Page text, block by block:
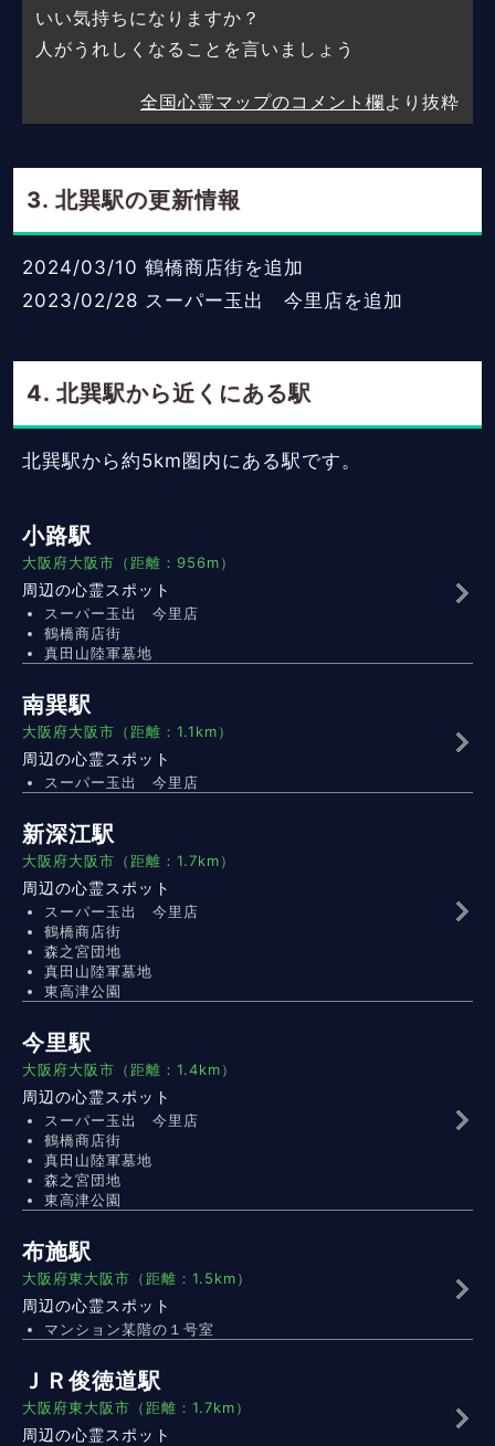
いい気持ちになりますか？
人がうれしくなることを言いましょう
全国心霊マップのコメント欄より抜粋
北巽駅の更新情報
2024/03/10 鶴橋商店街を追加
2023/02/28 スーパー玉出 今里店を追加
北巽駅から近くにある駅
北巽駅から約5km圏内にある駅です。
小路駅
大阪府大阪市（距離：956m）
周辺の心霊スポット
スーパー玉出 今里店
鶴橋商店街
真田山陸軍墓地
南巽駅
大阪府大阪市（距離：1.1km）
周辺の心霊スポット
スーパー玉出 今里店
新深江駅
大阪府大阪市（距離：1.7km）
周辺の心霊スポット
スーパー玉出 今里店
鶴橋商店街
森之宮団地
真田山陸軍墓地
東高津公園
今里駅
大阪府大阪市（距離：1.4km）
周辺の心霊スポット
スーパー玉出 今里店
鶴橋商店街
真田山陸軍墓地
森之宮団地
東高津公園
布施駅
大阪府東大阪市（距離：1.5km）
周辺の心霊スポット
マンション某階の１号室
ＪＲ俊徳道駅
大阪府東大阪市（距離：1.7km）
周辺の心霊スポット